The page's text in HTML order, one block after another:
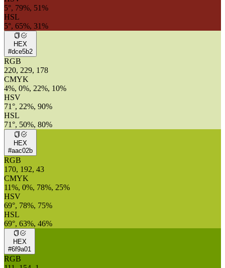
5°, 79%, 51%
HSL
5°, 65%, 31%
HEX
#dce5b2
RGB
220, 229, 178
CMYK
4%, 0%, 22%, 10%
HSV
71°, 22%, 90%
HSL
71°, 50%, 80%
HEX
#aac02b
RGB
170, 192, 43
CMYK
11%, 0%, 78%, 25%
HSV
69°, 78%, 75%
HSL
69°, 63%, 46%
HEX
#6f9a01
RGB